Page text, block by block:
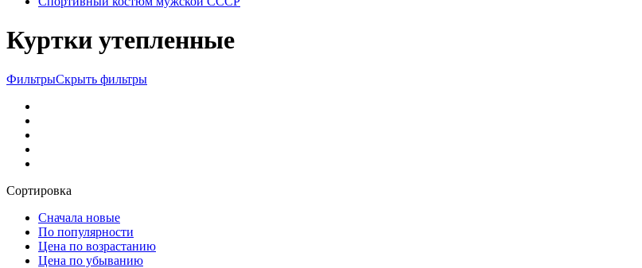
Куртки утепленные
ФильтрыСкрыть фильтры
Сортировка
Сначала новые
По популярности
Цена по возрастанию
Цена по убыванию